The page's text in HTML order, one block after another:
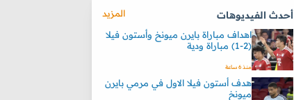
أحدث الفيديوهات
المزيد
اهداف مباراة بايرن ميونخ وأستون فيلا
(2-1) مباراة ودية
منذ 6 ساعة
هدف أستون فيلا الاول في مرمي بايرن
ميونخ